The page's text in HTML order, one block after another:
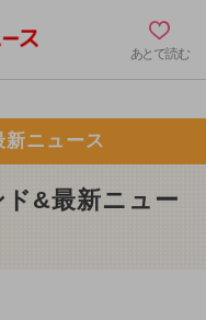
あとで読む
新ニュース
&最新ニュー